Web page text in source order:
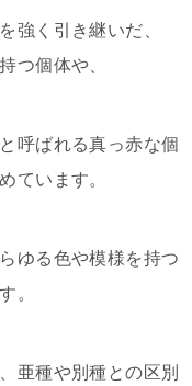
強く引き継いだ、
つ個体や、
呼ばれる真っ赤な個
ています。
ゆる色や模様を持つ
。
亜種や別種との区別